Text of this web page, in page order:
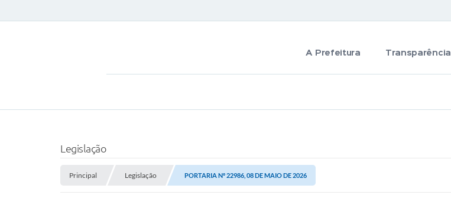
A Prefeitura Transparência
Legislação
Principal Legislação PORTARIA Nº 22986, 08 DE MAIO DE 2026